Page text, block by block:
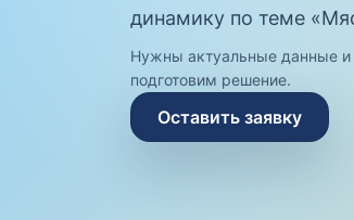
динамику по теме
Нужны актуальные данные и
подготовим решение.
Оставить заявку